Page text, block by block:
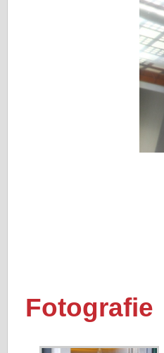
Fotografie